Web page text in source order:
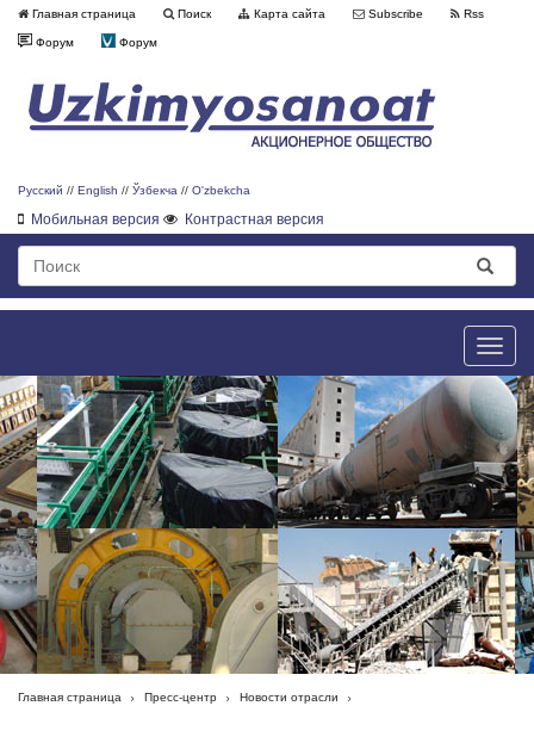
Главная страница Поиск Карта сайта Subscribe Rss
Форум Форум
Русский // English // Ўзбекча // O'zbekcha
Мобильная версия Контрастная версия
Toggle
Главная страница Пресс-центр Новости отрасли